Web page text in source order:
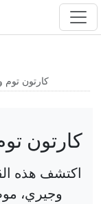
كارتون
كارتون
اكتشف هذه
وجيري،